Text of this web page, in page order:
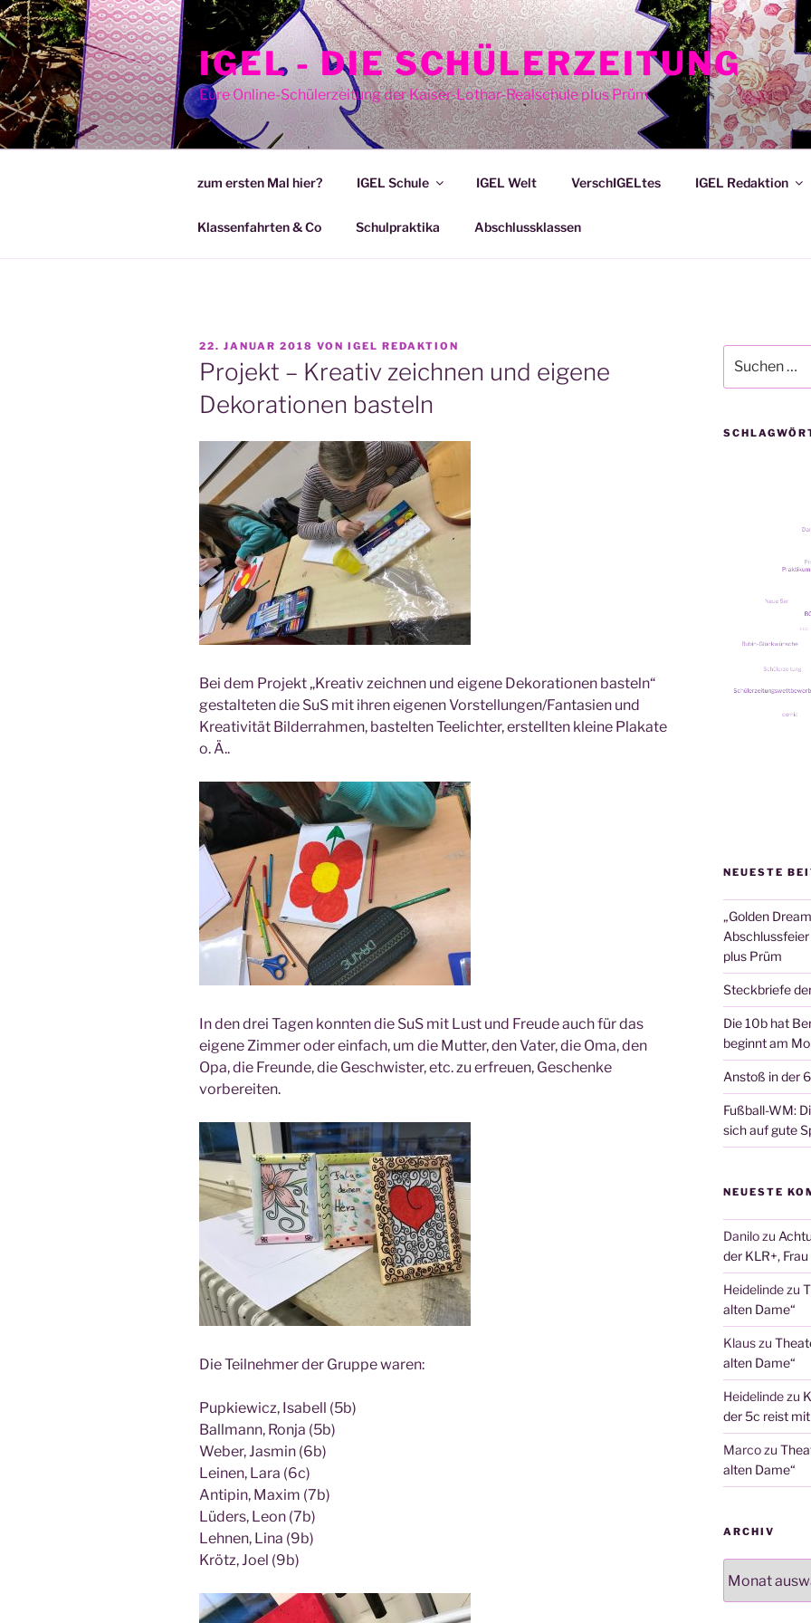
Zum
Inhalt
springen
IGEL - DIE SCHÜLERZEITUNG
Eure Online-Schülerzeitung der Kaiser-Lothar-Realschule plus Prüm
zum ersten Mal hier? IGEL Schule IGEL Welt VerschIGELtes IGEL Redaktion
Klassenfahrten & Co Schulpraktika Abschlussklassen
VERÖFFENTLICHT
AM
22. JANUAR 2018 VON IGEL REDAKTION
Projekt – Kreativ zeichnen und eigene
Dekorationen basteln
Bei dem Pro­jekt „Krea­tiv zeich­nen und eige­ne Deko­ra­tio­nen bas­teln“
gestal­te­ten die SuS mit ihren eige­nen Vorstellungen/Fantasien und
Krea­ti­vi­tät Bil­der­rah­men, bas­tel­ten Tee­lich­ter, erstell­ten klei­ne Pla­ka­te
o. Ä..
In den drei Tagen konn­ten die SuS mit Lust und Freu­de auch für das
eige­ne Zim­mer oder ein­fach, um die Mut­ter, den Vater, die Oma, den
Opa, die Freun­de, die Geschwis­ter, etc. zu erfreu­en, Geschen­ke
vorbereiten.
Die Teil­neh­mer der Grup­pe waren:
Pup­kie­wicz, Isa­bell (5b)
Ball­mann, Ron­ja (5b)
Weber, Jas­min (6b)
Lei­nen, Lara (6c)
Anti­pin, Maxim (7b)
Lüders, Leon (7b)
Leh­nen, Lina (9b)
Krötz, Joel (9b)
nach:
NEUESTE
„Golden
plus Prüm
Steckbriefe
Die 10b hat
beginnt am
Anstoß in der
Fußball-WM:
sich auf gute
NEUESTE
Danilozu
der KLR+,
Heidelindezu
alten Dame“
Klauszu
alten Dame“
Heidelindezu
der 5c reist
Marcozu
alten Dame“
ARCHIV